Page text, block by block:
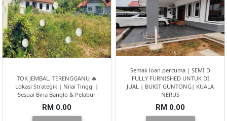
TOK JEMBAL, TERENGGANU 🔥
Lokasi Strategik | Nilai Tinggi |
Sesuai Bina Banglo & Pelabur
RM 0.00
Semak loan percuma | SEMI D
FULLY FURNISHED UNTUK DI
JUAL | BUKIT GUNTONG| KUALA
NERUS
RM 0.00